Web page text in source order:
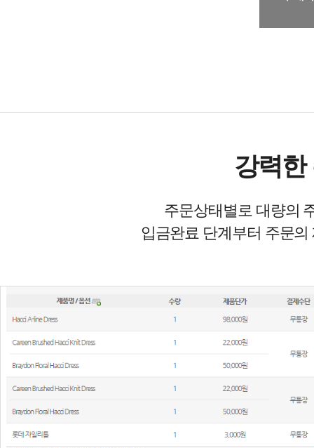
강력한
주문상태별로 대량의
입금완료 단계부터 주문